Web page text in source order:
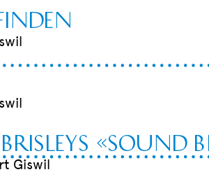
«Sound
Giswil